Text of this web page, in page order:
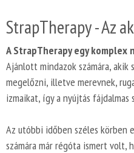
StrapTherapy - Az
A StrapTherapy egy komplex
Ajánlott mindazok számára,
megelőzni, illetve merevnek,
izmaikat, így a nyújtás fájdalmas
Az utóbbi időben széles körben
számára már régóta ismert volt,